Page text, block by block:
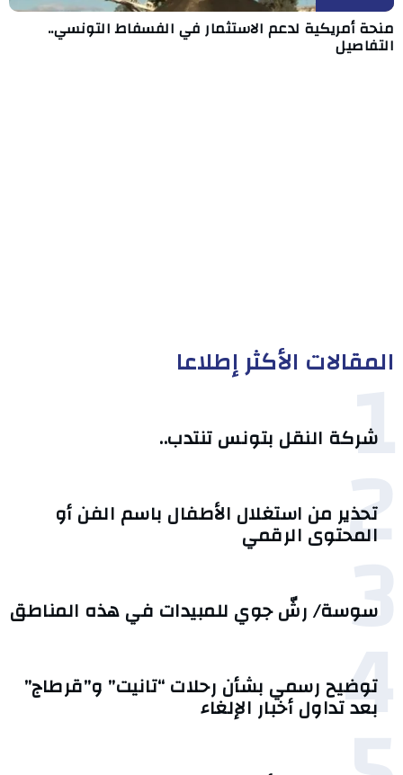
منحة أمريكية لدعم الاستثمار في الفسفاط التونسي..
التفاصيل
المقالات الأكثر إطلاعا
1
شركة النقل بتونس تنتدب..
2
تحذير من استغلال الأطفال باسم الفن أو
المحتوى الرقمي
3
سوسة/ رشّ جوي للمبيدات في هذه المناطق
4
توضيح رسمي بشأن رحلات “تانيت” و”قرطاج”
بعد تداول أخبار الإلغاء